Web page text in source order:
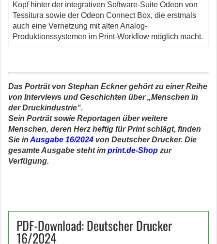
Kopf hinter der integrativen Software-Suite Odeon von
Tessitura sowie der Odeon Connect Box, die erstmals
auch eine Vernetzung mit alten Analog-
Produktionssystemen im Print-Workflow möglich macht.
Das Porträt von Stephan Eckner gehört zu einer Reihe
von Interviews und Geschichten über „Menschen in
der Druckindustrie“.
Sein Porträt sowie Reportagen über weitere
Menschen, deren Herz heftig für Print schlägt, finden
Sie in Ausgabe 16/2024 von Deutscher Drucker. Die
gesamte Ausgabe steht im print.de-Shop zur
Verfügung.
PDF-Download: Deutscher Drucker
16/2024